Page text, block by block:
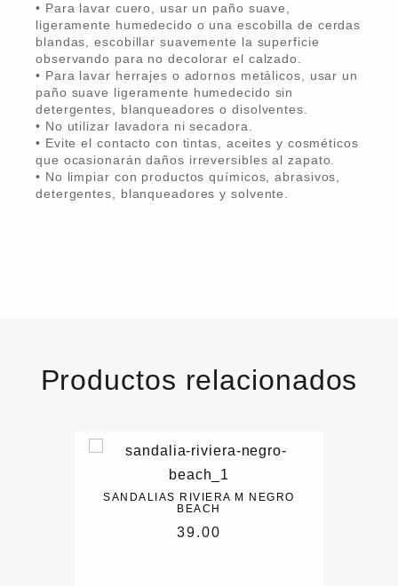
• Para lavar cuero, usar un paño suave,
ligeramente humedecido o una escobilla de cerdas
blandas, escobillar suavemente la superficie
observando para no decolorar el calzado.
• Para lavar herrajes o adornos metálicos, usar un
paño suave ligeramente humedecido sin
detergentes, blanqueadores o disolventes.
• No utilizar lavadora ni secadora.
• Evite el contacto con tintas, aceites y cosméticos
que ocasionarán daños irreversibles al zapato.
• No limpiar con productos químicos, abrasivos,
detergentes, blanqueadores y solvente.
Productos relacionados
SANDALIAS RIVIERA M NEGRO
BEACH
39.00